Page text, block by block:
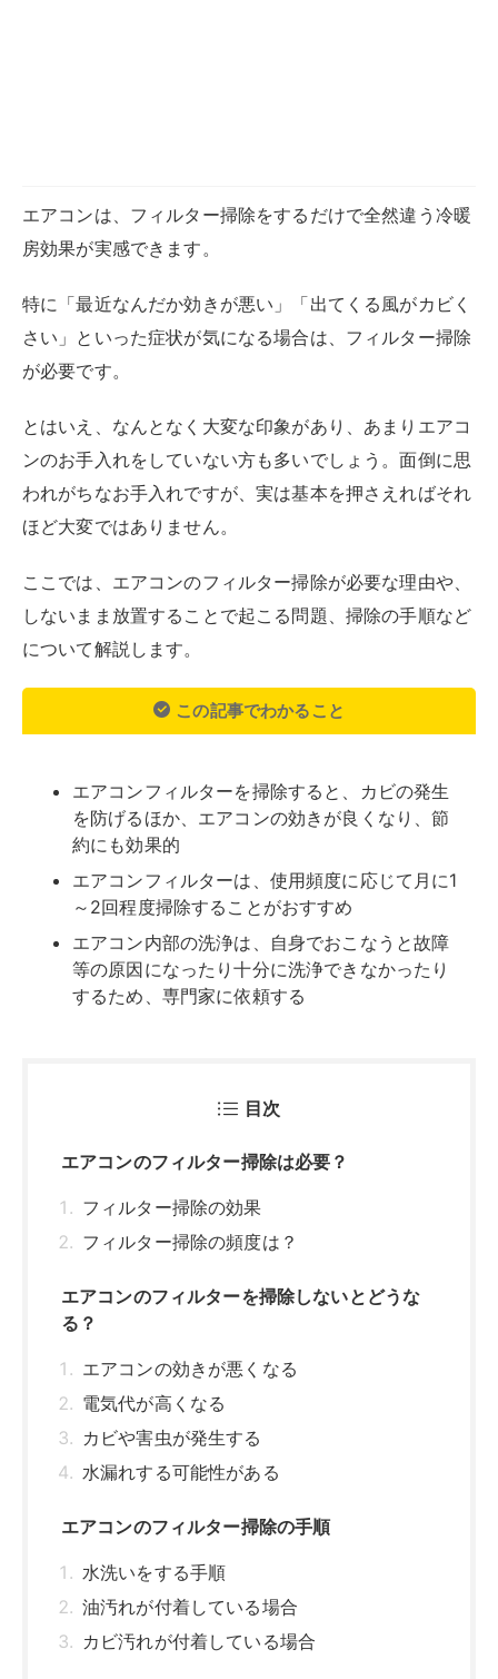
ほど大変ではありません。
ここでは、エアコンのフィルター掃除が必要な理由や、
しないまま放置することで起こる問題、掃除の手順など
について解説します。
エアコンフィルターを掃除すると、カビの発生
を防げるほか、エアコンの効きが良くなり、節
約にも効果的
～2回程度掃除することがおすすめ
エアコン内部の洗浄は、自身でおこなうと故障
等の原因になったり十分に洗浄できなかったり
目次
エアコンのフィルター掃除は必要？
フィルター掃除の効果
フィルター掃除の頻度は？
エアコンのフィルターを掃除しないとどうな
る？
カビや害虫が発生する
水漏れする可能性がある
エアコンのフィルター掃除の手順
水洗いをする手順
油汚れが付着している場合
カビ汚れが付着している場合
エアコン内部のクリーニングは業者に依頼
エアコンフィルターを掃除すれば効果も電気
代も全然違う！
関連記事はこちら
エアコンのフィルター掃除は必要？